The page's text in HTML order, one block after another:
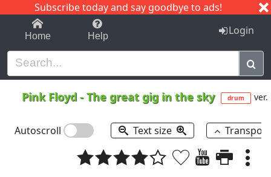
Subscribe today and say goodbye to ads!
1-9 C I J
Home Help Login
Pink Floyd -The great gig in the sky drum ver.
Autoscroll Text size